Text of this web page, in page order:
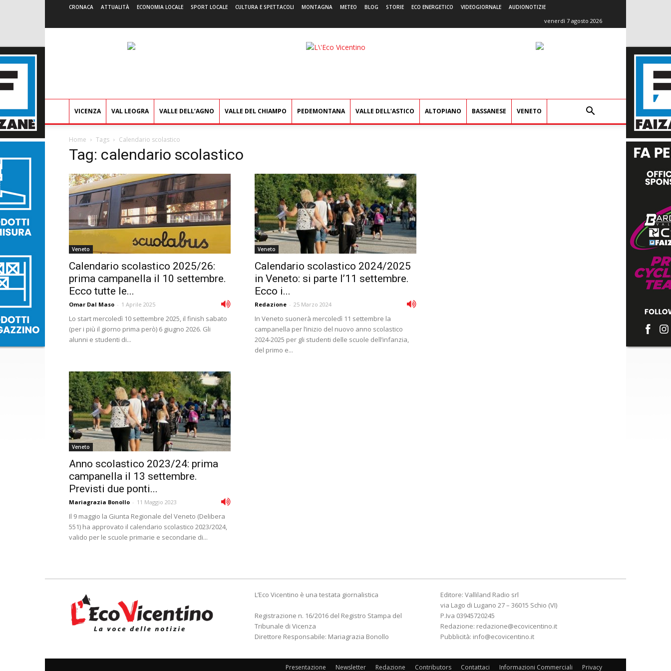
CRONACA ATTUALITÀ ECONOMIA LOCALE SPORT LOCALE CULTURA E SPETTACOLI MONTAGNA METEO BLOG STORIE ECO ENERGETICO VIDEOGIORNALE AUDIONOTIZIE
venerdì 7 agosto 2026
L'Eco
VICENZA VAL LEOGRA VALLE DELL’AGNO VALLE DEL CHIAMPO PEDEMONTANA VALLE DELL’ASTICO ALTOPIANO BASSANESE VENETO
Home Tags Calendario scolastico
Tag: calendario scolastico
Veneto
Calendario scolastico 2025/26:
prima campanella il 10 settembre.
Ecco tutte le...
Omar Dal Maso - 1 Aprile 2025
Lo start mercoledì 10 settembre 2025, il finish sabato
(per i più il giorno prima però) 6 giugno 2026. Gli
alunni e studenti di...
Veneto
Calendario scolastico 2024/2025
in Veneto: si parte l’11 settembre.
Ecco i...
Redazione - 25 Marzo 2024
In Veneto suonerà mercoledì 11 settembre la
campanella per l’inizio del nuovo anno scolastico
2024-2025 per gli studenti delle scuole dell’infanzia,
del primo e...
Veneto
Anno scolastico 2023/24: prima
campanella il 13 settembre.
Previsti due ponti...
Mariagrazia Bonollo - 11 Maggio 2023
Il 9 maggio la Giunta Regionale del Veneto (Delibera
551) ha approvato il calendario scolastico 2023/2024,
valido per le scuole primarie e secondarie di...
L’Eco Vicentino è una testata giornalistica
Registrazione n. 16/2016 del Registro Stampa del
Tribunale di Vicenza
Direttore Responsabile: Mariagrazia Bonollo
Editore: Valliland Radio srl
via Lago di Lugano 27 – 36015 Schio (VI)
P.Iva 03945720245
Redazione: redazione@ecovicentino.it
Pubblicità: info@ecovicentino.it
Presentazione Newsletter Redazione Contributors Contattaci Informazioni Commerciali Privacy